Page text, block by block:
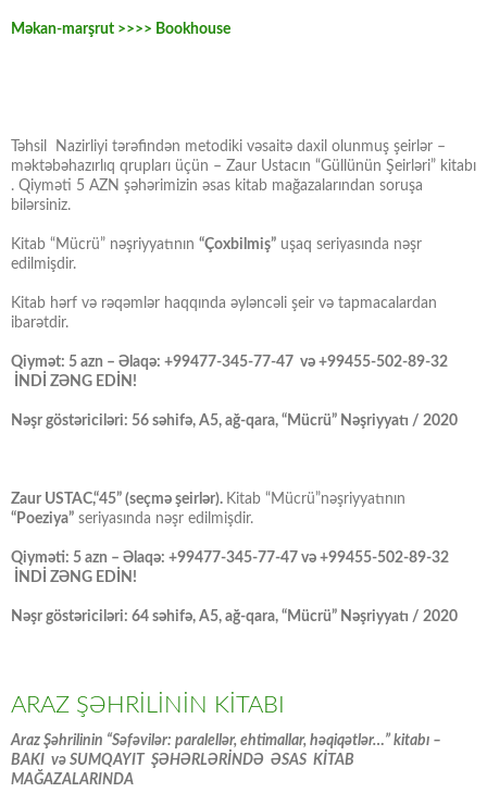
Məkan-marşrut >>>> Bookhouse
Təhsil Nazirliyi tərəfindən metodiki vəsaitə daxil olunmuş şeirlər –
məktəbəhazırlıq qrupları üçün – Zaur Ustacın “Güllünün Şeirləri” kitabı
. Qiyməti 5 AZN şəhərimizin əsas kitab mağazalarından soruşa
bilərsiniz.
Kitab “Mücrü” nəşriyyatının “Çoxbilmiş” uşaq seriyasında nəşr
edilmişdir.
Kitab hərf və rəqəmlər haqqında əyləncəli şeir və tapmacalardan
ibarətdir.
Qiymət: 5 azn – Əlaqə: +99477-345-77-47 və +99455-502-89-32
İNDİ ZƏNG EDİN!
Nəşr göstəriciləri: 56 səhifə, A5, ağ-qara, “Mücrü” Nəşriyyatı / 2020
Zaur USTAC,“45” (seçmə şeirlər). Kitab “Mücrü”nəşriyyatının
“Poeziya” seriyasında nəşr edilmişdir.
Qiyməti: 5 azn – Əlaqə: +99477-345-77-47 və +99455-502-89-32
İNDİ ZƏNG EDİN!
Nəşr göstəriciləri: 64 səhifə, A5, ağ-qara, “Mücrü” Nəşriyyatı / 2020
ARAZ ŞƏHRİLİNİN KİTABI
Araz Şəhrilinin “Səfəvilər: paralellər, ehtimallar, həqiqətlər…” kitabı –
BAKI və SUMQAYIT ŞƏHƏRLƏRİNDƏ ƏSAS KİTAB
MAĞAZALARINDA